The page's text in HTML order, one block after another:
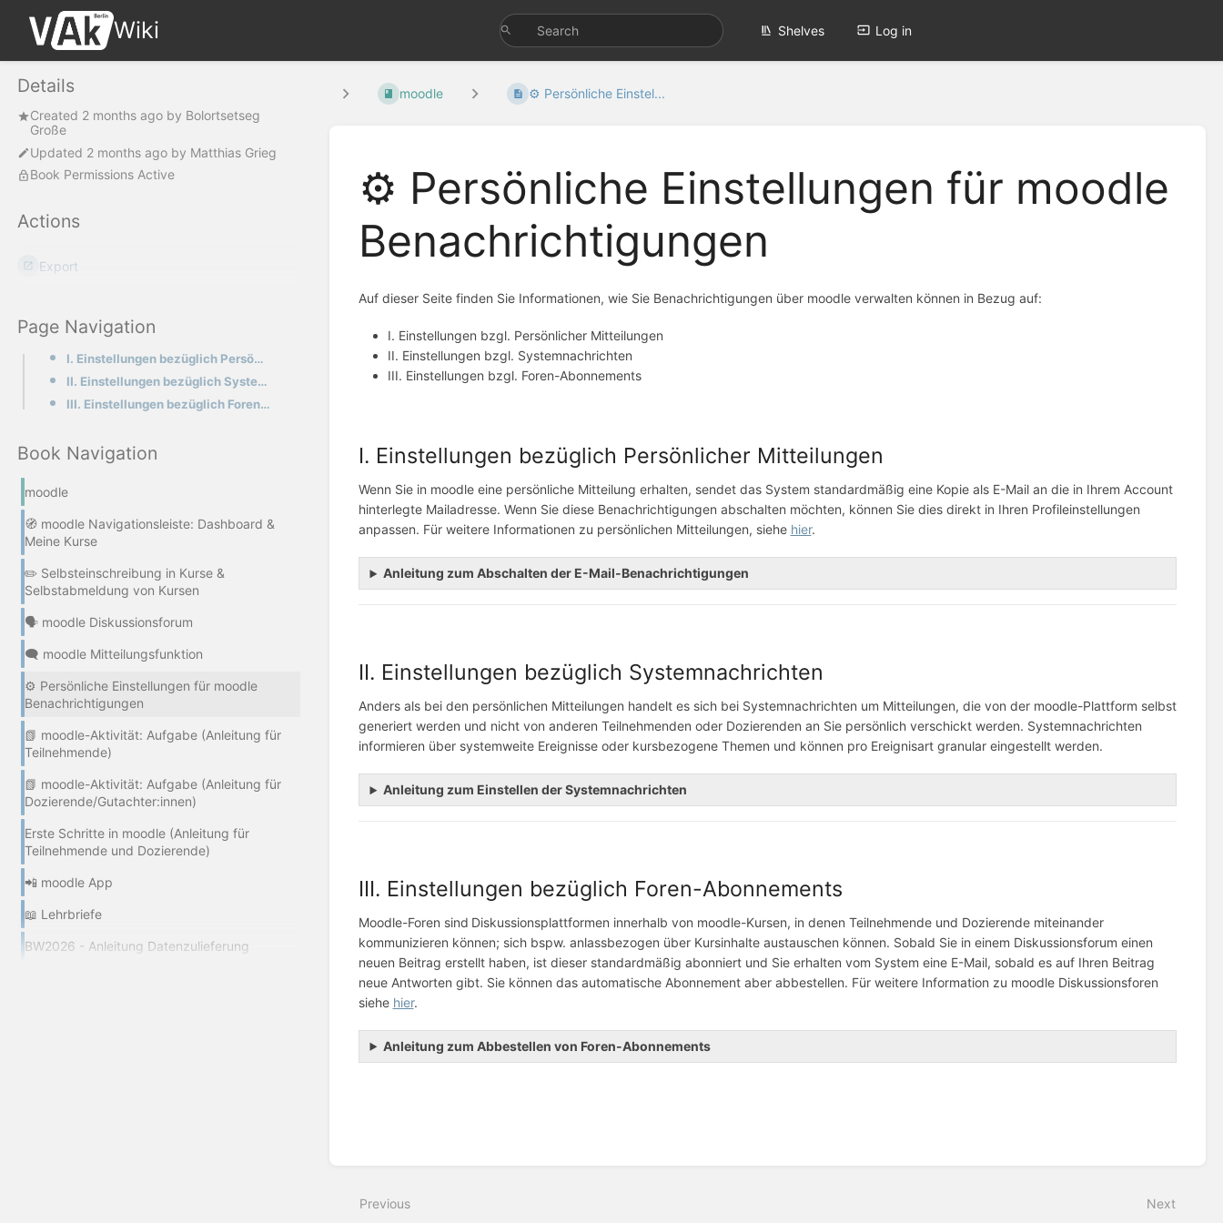
Wiki Shelves Log in
Details
Created 2 months ago by Bolortsetseg
Große
Updated 2 months ago by Matthias Grieg
Book Permissions Active
Actions
Export
Page Navigation
I. Einstellungen bezüglich Persönlicher Mitteilungen
II. Einstellungen bezüglich Systemnachrichten
III. Einstellungen bezüglich Foren-Abonnements
Book Navigation
moodle
🧭 moodle Navigationsleiste: Dashboard &
Meine Kurse
✏️ Selbsteinschreibung in Kurse &
Selbstabmeldung von Kursen
🗣️ moodle Diskussionsforum
🗨️ moodle Mitteilungsfunktion
⚙️ Persönliche Einstellungen für moodle
Benachrichtigungen
📗 moodle-Aktivität: Aufgabe (Anleitung für
Teilnehmende)
📗 moodle-Aktivität: Aufgabe (Anleitung für
Dozierende/Gutachter:innen)
Erste Schritte in moodle (Anleitung für
Teilnehmende und Dozierende)
📲 moodle App
📖 Lehrbriefe
BW2026 - Anleitung Datenzulieferung
moodle ⚙️ Persönliche Einstel...
⚙️ Persönliche Einstellungen für moodle
Benachrichtigungen
Auf dieser Seite finden Sie Informationen, wie Sie Benachrichtigungen über moodle verwalten können in Bezug auf:
I. Einstellungen bzgl. Persönlicher Mitteilungen
II. Einstellungen bzgl. Systemnachrichten
III. Einstellungen bzgl. Foren-Abonnements
I. Einstellungen bezüglich Persönlicher Mitteilungen
Wenn Sie in moodle eine persönliche Mitteilung erhalten, sendet das System standardmäßig eine Kopie als E-Mail an die in Ihrem Account
hinterlegte Mailadresse. Wenn Sie diese Benachrichtigungen abschalten möchten, können Sie dies direkt in Ihren Profileinstellungen
anpassen. Für weitere Informationen zu persönlichen Mitteilungen, siehe hier.
Anleitung zum Abschalten der E-Mail-Benachrichtigungen
II. Einstellungen bezüglich Systemnachrichten
Anders als bei den persönlichen Mitteilungen handelt es sich bei Systemnachrichten um Mitteilungen, die von der moodle-Plattform selbst
generiert werden und nicht von anderen Teilnehmenden oder Dozierenden an Sie persönlich verschickt werden. Systemnachrichten
informieren über systemweite Ereignisse oder kursbezogene Themen und können pro Ereignisart granular eingestellt werden.
Anleitung zum Einstellen der Systemnachrichten
III. Einstellungen bezüglich Foren-Abonnements
Moodle-Foren sind Diskussionsplattformen innerhalb von moodle-Kursen, in denen Teilnehmende und Dozierende miteinander
kommunizieren können; sich bspw. anlassbezogen über Kursinhalte austauschen können. Sobald Sie in einem Diskussionsforum einen
neuen Beitrag erstellt haben, ist dieser standardmäßig abonniert und Sie erhalten vom System eine E-Mail, sobald es auf Ihren Beitrag
neue Antworten gibt. Sie können das automatische Abonnement aber abbestellen. Für weitere Information zu moodle Diskussionsforen
siehe hier.
Anleitung zum Abbestellen von Foren-Abonnements
mode
Previous Next